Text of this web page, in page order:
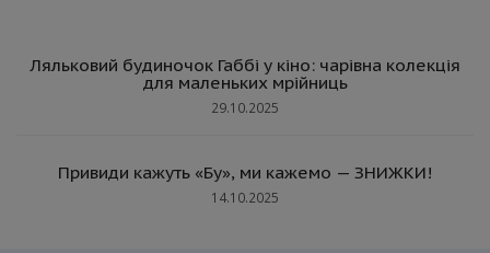
Ляльковий будиночок Габбі у кіно: чарівна колекція
для маленьких мрійниць
29.10.2025
Привиди кажуть «Бу», ми кажемо — ЗНИЖКИ!
14.10.2025